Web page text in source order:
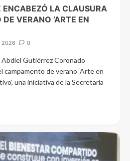
ENCABEZÓ LA CLAUSURA
VERANO ‘ARTE EN
2026 0
Gutiérrez Coronado
campamento de verano ‘Arte en
una iniciativa de la Secretaría